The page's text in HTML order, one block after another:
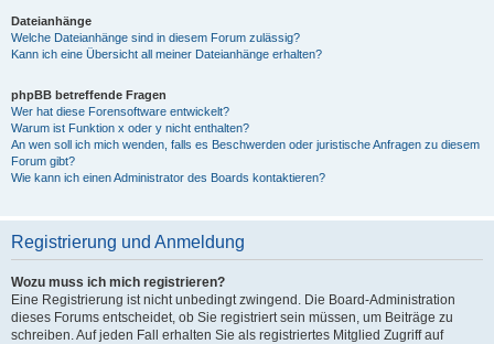
Dateianhänge
Welche Dateianhänge sind in diesem Forum zulässig?
Kann ich eine Übersicht all meiner Dateianhänge erhalten?
phpBB betreffende Fragen
Wer hat diese Forensoftware entwickelt?
Warum ist Funktion x oder y nicht enthalten?
An wen soll ich mich wenden, falls es Beschwerden oder juristische Anfragen zu diesem
Forum gibt?
Wie kann ich einen Administrator des Boards kontaktieren?
Registrierung und Anmeldung
Wozu muss ich mich registrieren?
Eine Registrierung ist nicht unbedingt zwingend. Die Board-Administration
dieses Forums entscheidet, ob Sie registriert sein müssen, um Beiträge zu
schreiben. Auf jeden Fall erhalten Sie als registriertes Mitglied Zugriff auf